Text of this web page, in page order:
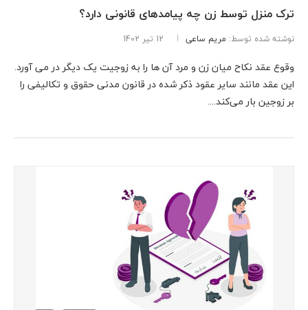
ترک منزل توسط زن چه پیامدهای قانونی دارد؟
نوشته شده توسط: مریم ساعی 12 تیر 1402
وقوع عقد نکاح میان زن و مرد آن ها را به زوجیت یک دیگر در می آورد.
این عقد مانند سایر عقود ذکر شده در قانون مدنی حقوق و تکالیفی را
بر زوجین بار می‌کند....